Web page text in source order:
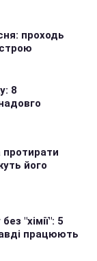
проходь
8
його
"хімії": 5
працюють